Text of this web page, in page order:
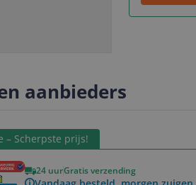
aanbieders
– Scherpste prijs!
24 uurGratis verzending